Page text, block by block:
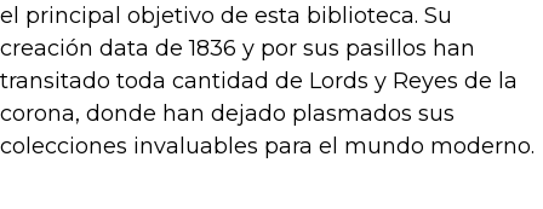
el principal objetivo de esta biblioteca. Su
creación data de 1836 y por sus pasillos han
transitado toda cantidad de Lords y Reyes de la
corona, donde han dejado plasmados sus
colecciones invaluables para el mundo moderno.